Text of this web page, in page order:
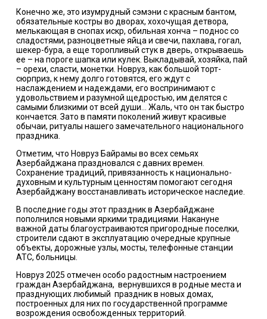
Конечно же, это изумрудный сэмэни с красным бантом,
обязательные костры во дворах, хохочущая детвора,
мелькающая в снопах искр, обильная хонча – поднос со
сладостями, разноцветные яйца и свечи, пахлава, гогал,
шекер-бура, а еще торопливый стук в дверь, открываешь
ее – на пороге шапка или кулек. Выкладывай, хозяйка, пай
– орехи, сласти, монетки. Новруз, как большой торт-
сюрприз, к нему долго готовятся, его ждут с
наслаждением и надеждами, его воспринимают с
удовольствием и разумной щедростью, им делятся с
самыми близкими от всей души… Жаль, что он так быстро
кончается. Зато в памяти поколений живут красивые
обычаи, ритуалы нашего замечательного национального
праздника.
Отметим, что Новруз Байрамы во всех семьях
Азербайджана праздновался с давних времен.
Сохранение традиций, привязанность к национально-
духовным и культурным ценностям помогают сегодня
Азербайджану восстанавливать историческое наследие.
В последние годы этот праздник в Азербайджане
пополнился новыми яркими традициями. Накануне
важной даты благоустраиваются пригородные поселки,
строители сдают в эксплуатацию очередные крупные
объекты, дорожные узлы, мосты, телефонные станции
АТС, больницы.
Новруз 2025 отмечен особо радостным настроением
граждан Азербайджана, вернувшихся в родные места и
празднующих любимый праздник в новых домах,
построенных для них по государственной программе
возрождения освобожденных территорий.